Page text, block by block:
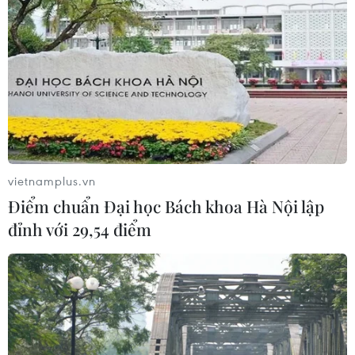
thưởng 2 tỷ đồng sau thắng lợi trước
Indonesia
04/08/2026 04:16
Tuyển thủ Indonesia cúi đầu thành
khẩn xin lỗi người hâm mộ xứ vạn
đảo
04/08/2026 03:17
ASEAN Cup 2026: "Chìa khóa" giúp
tuyển Việt Nam quật ngã Indonesia
04/08/2026 03:05
ASEAN Cup 2026: Đội tuyển Việt
vietnamplus.vn
Điểm chuẩn Đại học Bách khoa Hà Nội lập
đỉnh với 29,54 điểm